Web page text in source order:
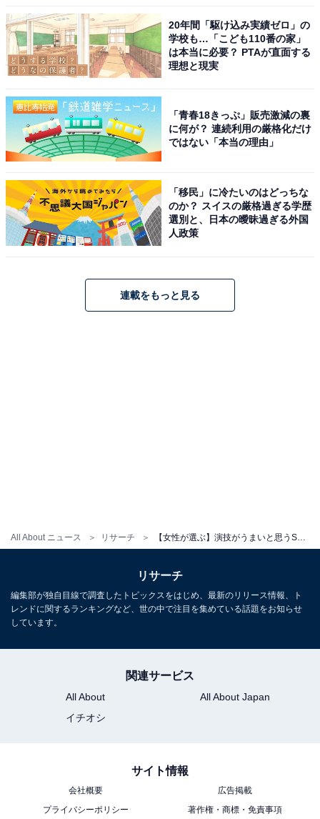
All About ニュース リサーチ
View this post on Instagram
る名俳優・木村拓哉さんです。これまで『ロングバケー
ション』や『HERO』（共にフジテレビ系）、『ビュー
「表現の幅と説得力が高い演技をするため」（20代
「様々なドラマで拝見したことがあるのですが、ど
「ドラマなど、とても印象に残る役が多いので」
20年間「駆け込み実績ゼロ」の
学校も…「こども110番の家」
は本当に必要？ PTAが直面する
理想と現実
「青春18きっぷ」販売激減の裏
に何が？ 連続利用の厳格化だけ
ではない「本当の理由」
「移民」に冷たいのはどっちな
のか？ スイスの厳格過ぎる学歴
選別と、日本の曖昧過ぎる外国
人政策
連載をもっと見る
リサーチ
編集部が独自目線で調査したトピックスをはじめ、最新のリリース情報、ト
レンドに関するランキングなど、世の中で注目を集めている話題をお知らせ
しています。
関連サービス
All About
All About Japan
イチオシ
サイト情報
会社概要
広告掲載
プライバシーポリシー
著作権・商標・免責事項